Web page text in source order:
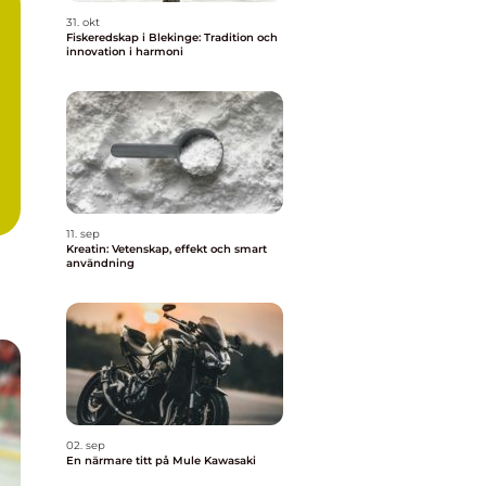
31. okt
Fiskeredskap i Blekinge: Tradition och
innovation i harmoni
11. sep
Kreatin: Vetenskap, effekt och smart
användning
02. sep
En närmare titt på Mule Kawasaki